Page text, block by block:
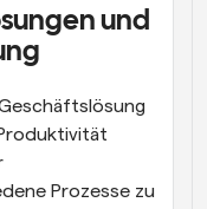
und
Prozesse zu